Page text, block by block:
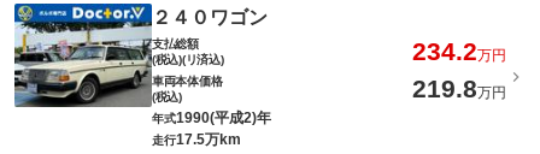
２４０ワゴン
支払総額
(税込)(リ済込)
234.2万円
車両本体価格
(税込)
219.8万円
年式1990(平成2)年
走行17.5万km